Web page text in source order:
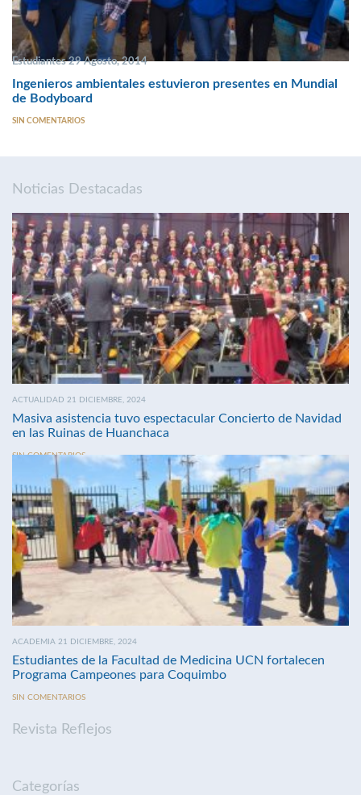
Estudiantes 29 Agosto, 2014
Ingenieros ambientales estuvieron presentes en Mundial
de Bodyboard
SIN COMENTARIOS
Noticias Destacadas
ACTUALIDAD 21 DICIEMBRE, 2024
Masiva asistencia tuvo espectacular Concierto de Navidad
en las Ruinas de Huanchaca
SIN COMENTARIOS
ACADEMIA 21 DICIEMBRE, 2024
Estudiantes de la Facultad de Medicina UCN fortalecen
Programa Campeones para Coquimbo
SIN COMENTARIOS
Revista Reflejos
Categorías